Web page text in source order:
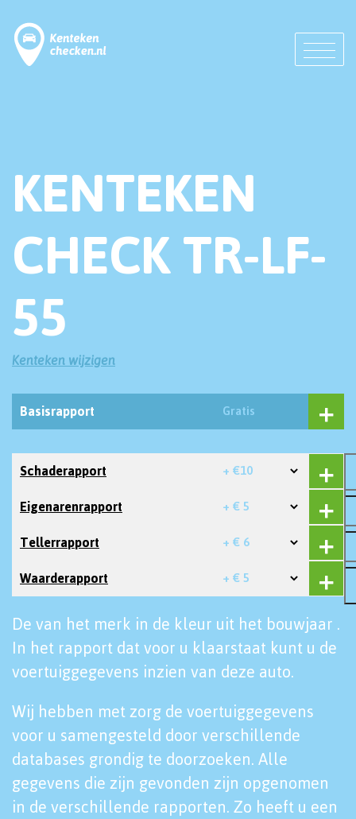
KENTEKEN
CHECK TR-LF-
55
Kenteken wijzigen
Basisrapport Gratis
Schaderapport + €10
Eigenarenrapport + € 5
Tellerrapport + € 6
Waarderapport + € 5
De van het merk in de kleur uit het bouwjaar .
In het rapport dat voor u klaarstaat kunt u de
voertuiggegevens inzien van deze auto.
Wij hebben met zorg de voertuiggegevens
voor u samengesteld door verschillende
databases grondig te doorzoeken. Alle
gegevens die zijn gevonden zijn opgenomen
in de verschillende rapporten. Zo heeft u een